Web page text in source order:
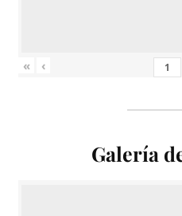
« ‹
Galería